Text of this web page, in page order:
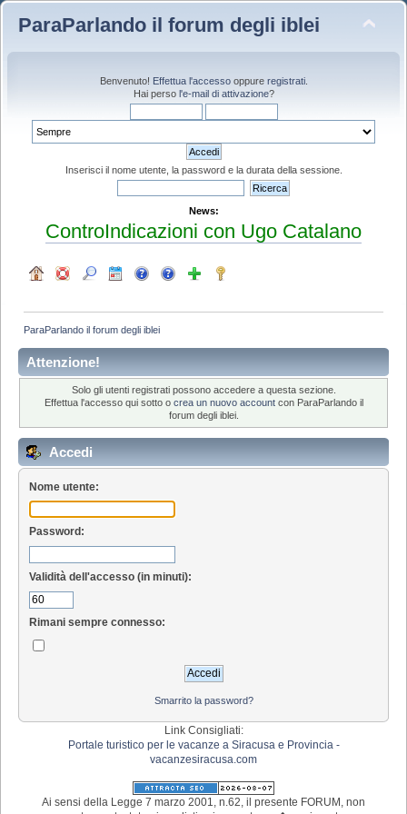
ParaParlando il forum degli iblei
Benvenuto! Effettua l'accessooppure registrati.
Hai perso l'e-mail di attivazione?
Inserisci il nome utente, la password e la durata della sessione.
News:
ControIndicazioni con Ugo Catalano
ParaParlando il forum degli iblei
Attenzione!
Solo gli utenti registrati possono accedere a questa sezione.
Effettua l'accesso qui sotto o crea un nuovo accountcon ParaParlando il
forum degli iblei.
Accedi
Nome utente:
Password:
Validità dell'accesso (in minuti):
Rimani sempre connesso:
Smarrito la password?
Link Consigliati:
Portale turistico per le vacanze a Siracusa e Provincia -
vacanzesiracusa.com
Ai sensi della Legge 7 marzo 2001, n.62, il presente FORUM, non